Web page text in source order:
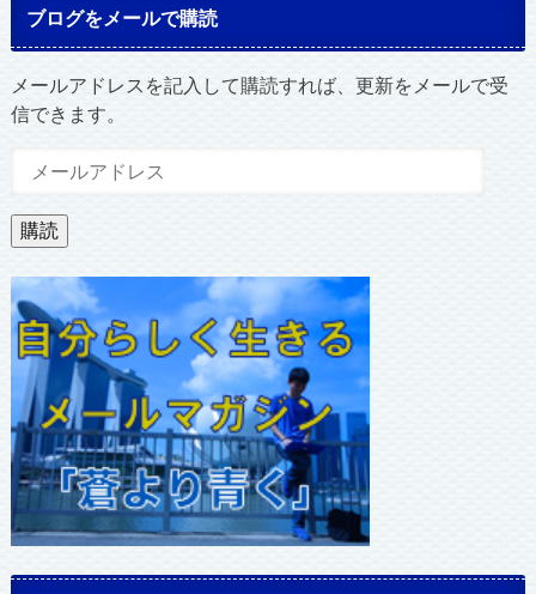
ブログをメールで購読
メールアドレスを記入して購読すれば、更新をメールで受
信できます。
ル
ア
ド
レ
ス
購読